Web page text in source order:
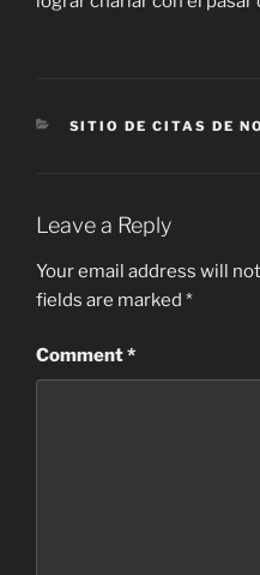
CATEGORIES
SITIO DE CITAS DE
Leave a Reply
Your email address will
fields are marked *
Comment*